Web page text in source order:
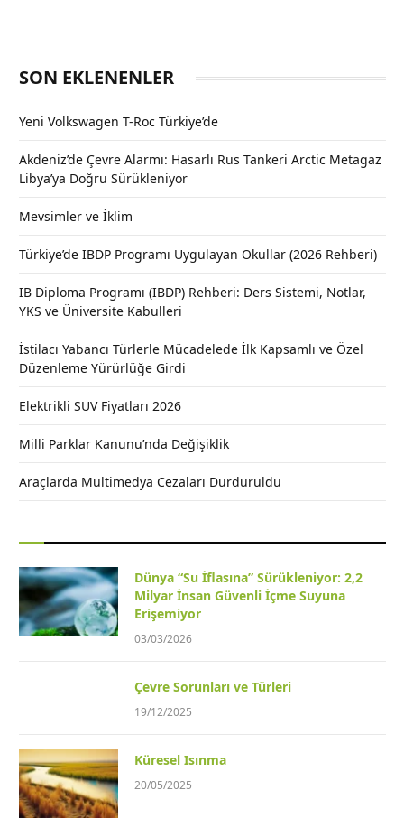
SON EKLENENLER
Yeni Volkswagen T-Roc Türkiye’de
Akdeniz’de Çevre Alarmı: Hasarlı Rus Tankeri Arctic Metagaz
Libya’ya Doğru Sürükleniyor
Mevsimler ve İklim
Türkiye’de IBDP Programı Uygulayan Okullar (2026 Rehberi)
IB Diploma Programı (IBDP) Rehberi: Ders Sistemi, Notlar,
YKS ve Üniversite Kabulleri
İstilacı Yabancı Türlerle Mücadelede İlk Kapsamlı ve Özel
Düzenleme Yürürlüğe Girdi
Elektrikli SUV Fiyatları 2026
Milli Parklar Kanunu’nda Değişiklik
Araçlarda Multimedya Cezaları Durduruldu
Dünya “Su İflasına” Sürükleniyor: 2,2
Milyar İnsan Güvenli İçme Suyuna
Erişemiyor
03/03/2026
Çevre Sorunları ve Türleri
19/12/2025
Küresel Isınma
20/05/2025